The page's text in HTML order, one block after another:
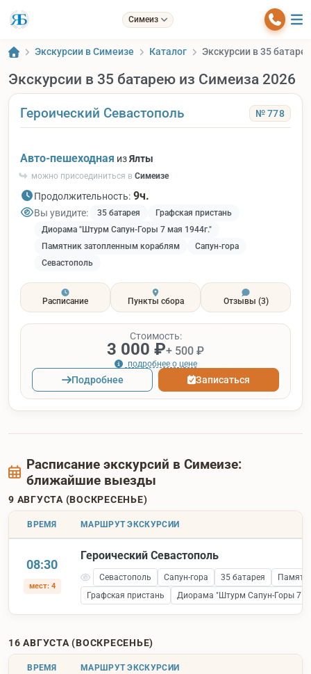
Симеиз
Экскурсии в Симеизе Каталог Экскурсии в 35
Экскурсии в 35 батарею из Симеиза 2026
Героический Севастополь № 778
Авто-пешеходная изЯлты
можно присоединиться в Симеизе
Продолжительность: 9ч.
Вы увидите: 35 батарея
Графская пристань
Диорама "Штурм Сапун-Горы 7 мая 1944г."
Памятник затопленным кораблям
Сапун-гора
Севастополь
Расписание Пункты сбора Отзывы (3)
Стоимость:
3 000 ₽+ 500 ₽
подробнее о цене
Подробнее Записаться
Расписание экскурсий в Симеизе:
ближайшие выезды
9 АВГУСТА (ВОСКРЕСЕНЬЕ)
ВРЕМЯ МАРШРУТ ЭКСКУРСИИ
08:30
мест: 4
Героический Севастополь
Севастополь Сапун-гора 35 батарея
Графская пристань
Диорама "Штурм Сапун-Горы 7
16 АВГУСТА (ВОСКРЕСЕНЬЕ)
ВРЕМЯ МАРШРУТ ЭКСКУРСИИ